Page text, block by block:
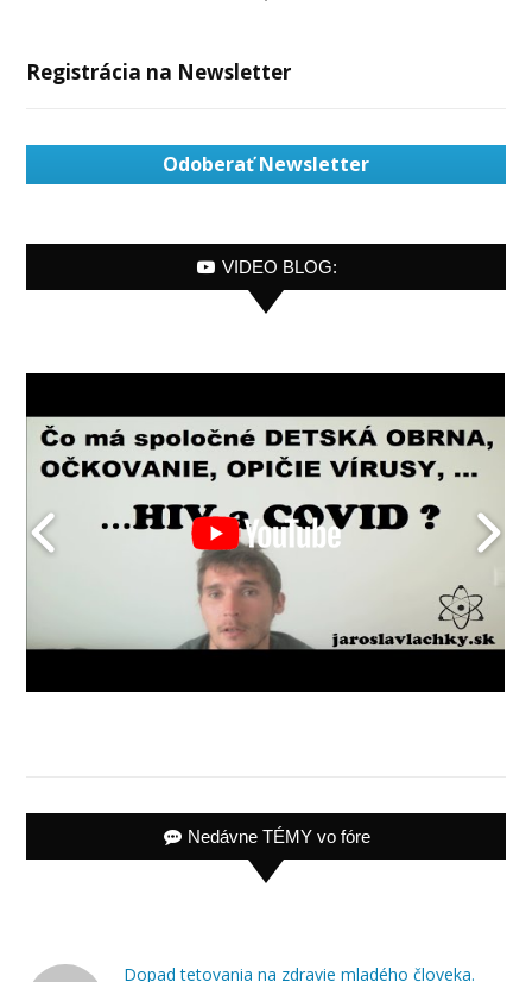
Registrácia na Newsletter
Odoberať Newsletter
VIDEO BLOG:
Nedávne TÉMY vo fóre
Dopad tetovania na zdravie mladého človeka.